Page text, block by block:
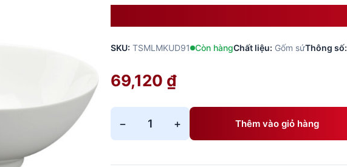
SKU: TSMLMKUD91 Còn hàngChất liệu: Gốm sứThông số:
69,120 ₫
− + Thêm vào giỏ hàng